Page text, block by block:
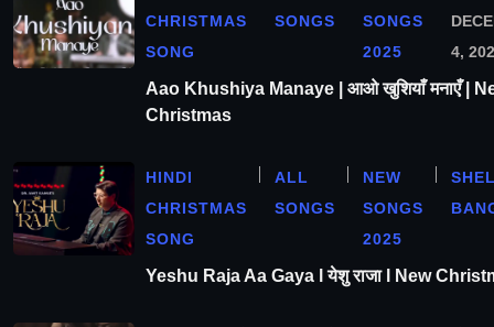
CHRISTMAS
SONG
SONGS
SONGS
2025
4,
Aao Khushiya Manaye | आओ खुशियाँ मनाएँ |
Christmas
HINDI
CHRISTMAS
SONG
ALL
SONGS
NEW
SONGS
2025
Yeshu Raja Aa Gaya l येशु राजा l New